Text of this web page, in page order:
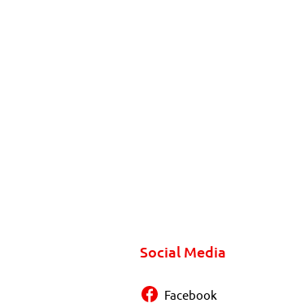
Social Media
Facebook